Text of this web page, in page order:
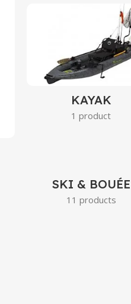
KAYAK
1 product
SKI & BOUÉE
11 products